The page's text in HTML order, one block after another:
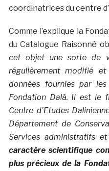
coordinatrices du centre
Comme l’explique la
du Catalogue Raisonné
cet objet une sorte de
régulièrement modifié
données fournies par
Fondation Dalà­. Il est le
Centre d’Etudes
Département de
Services administratifs et
caractère scientifique
plus précieux de la